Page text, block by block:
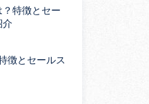
？特徴とセー
介
徴とセールス